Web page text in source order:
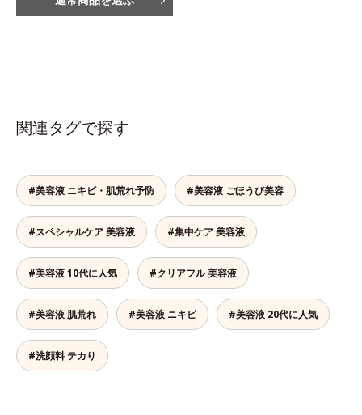
関連タグで探す
#美容液 ニキビ・肌荒れ予防 #美容液 ごほうび美容
#スペシャルケア 美容液 #集中ケア 美容液
#美容液 10代に人気 #クリアフル 美容液
#美容液 肌荒れ #美容液 ニキビ #美容液 20代に人気
#洗顔料 テカり